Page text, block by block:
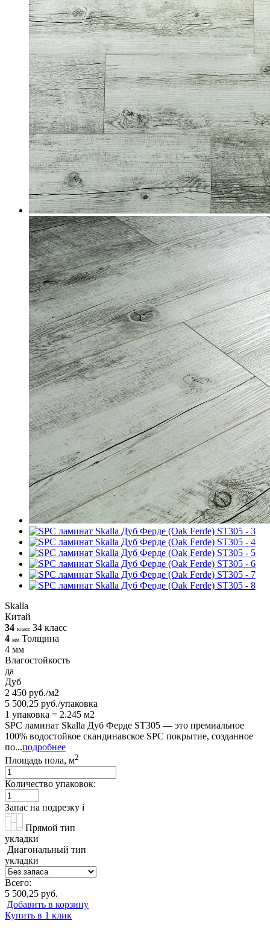
Skalla
Китай
34 класс 34 класс
4 мм Толщина
4 мм
Влагостойкость
да
Дуб
2 450 руб./м2
5 500,25 руб./упаковка
1 упаковка = 2.245 м2
SPC ламинат Skalla Дуб Ферде ST305 — это премиальное
100% водостойкое скандинавское SPC покрытие, созданное
по...подробнее
Площадь пола, м2
Количество упаковок:
Запас на подрезку i
Прямой тип
укладки
Диагональный тип
укладки
Всего:
5 500,25 руб.
Добавить в корзину
Купить в 1 клик